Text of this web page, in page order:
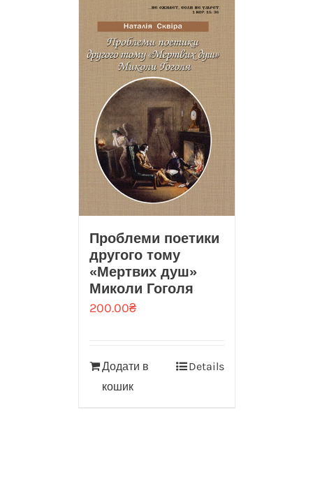
Проблеми поетики
другого тому
«Мертвих душ»
Миколи Гоголя
200.00₴
Додати в
кошик
Details